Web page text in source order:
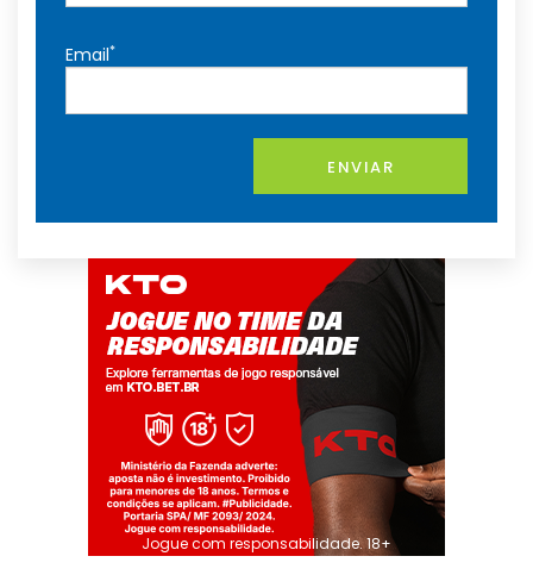
Email*
ENVIAR
Jogue com responsabilidade. 18+